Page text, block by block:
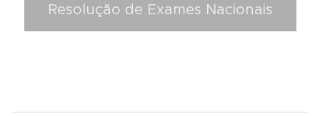
Resolução de Exames Nacionais